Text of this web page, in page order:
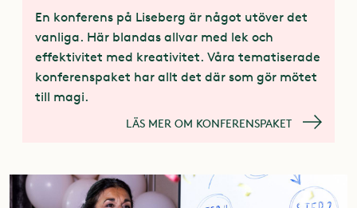
En konferens på Liseberg är något utöver det
vanliga. Här blandas allvar med lek och
effektivitet med kreativitet. Våra tematiserade
konferenspaket har allt det där som gör mötet
till magi.
LÄS MER OM KONFERENSPAKET